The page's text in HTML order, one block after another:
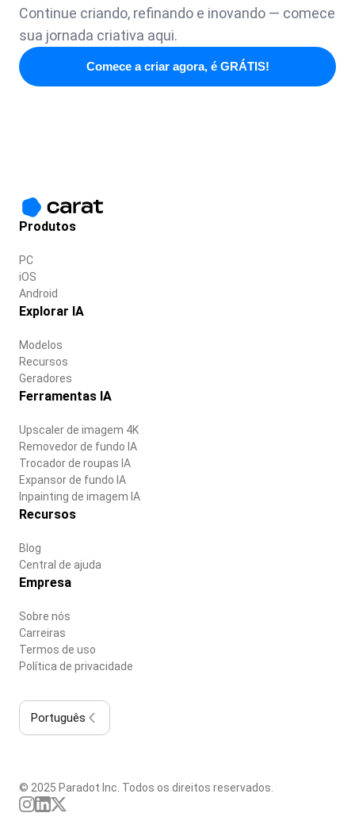
Continue criando, refinando e inovando — comece
sua jornada criativa aqui.
Comece a criar agora, é GRÁTIS!
Produtos
PC
iOS
Android
Explorar IA
Modelos
Recursos
Geradores
Ferramentas IA
Upscaler de imagem 4K
Removedor de fundo IA
Trocador de roupas IA
Expansor de fundo IA
Inpainting de imagem IA
Recursos
Blog
Central de ajuda
Empresa
Sobre nós
Carreiras
Termos de uso
Política de privacidade
Português
© 2025 Paradot Inc. Todos os direitos reservados.